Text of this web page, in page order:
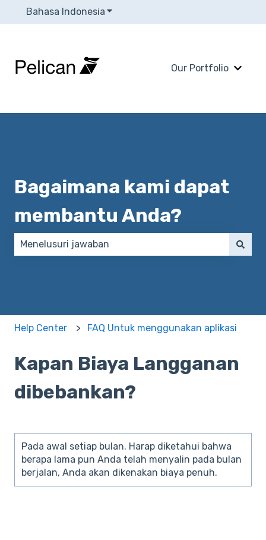
Bahasa Indonesia Tampilkan submenu untuk
Our Portfolio
Bagaimana kami dapat
membantu Anda?
Help Center FAQ Untuk menggunakan aplikasi
Kapan Biaya Langganan
dibebankan?
Pada awal setiap bulan. Harap diketahui bahwa
berapa lama pun Anda telah menyalin pada bulan
berjalan, Anda akan dikenakan biaya penuh.